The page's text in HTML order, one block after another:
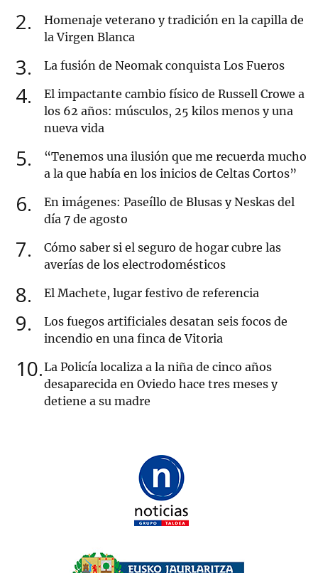
2
Homenaje veterano y tradición en la capilla de
la Virgen Blanca
3 La fusión de Neomak conquista Los Fueros
4
El impactante cambio físico de Russell Crowe a
los 62 años: músculos, 25 kilos menos y una
nueva vida
5
“Tenemos una ilusión que me recuerda mucho
a la que había en los inicios de Celtas Cortos”
6
En imágenes: Paseíllo de Blusas y Neskas del
día 7 de agosto
7
Cómo saber si el seguro de hogar cubre las
averías de los electrodomésticos
8 El Machete, lugar festivo de referencia
9
Los fuegos artificiales desatan seis focos de
incendio en una finca de Vitoria
10 La Policía localiza a la niña de cinco años
desaparecida en Oviedo hace tres meses y
detiene a su madre